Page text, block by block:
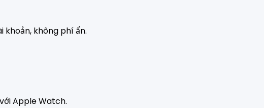
không phí ẩn.
Apple Watch.